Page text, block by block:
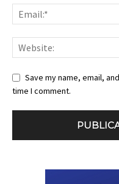
Save my name, email,
time I comment.